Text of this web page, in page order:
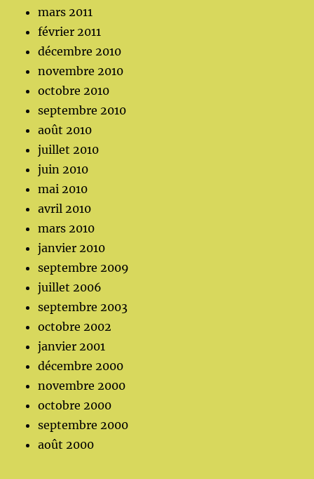
mars 2011
février 2011
décembre 2010
novembre 2010
octobre 2010
septembre 2010
août 2010
juillet 2010
juin 2010
mai 2010
avril 2010
mars 2010
janvier 2010
septembre 2009
juillet 2006
septembre 2003
octobre 2002
janvier 2001
décembre 2000
novembre 2000
octobre 2000
septembre 2000
août 2000